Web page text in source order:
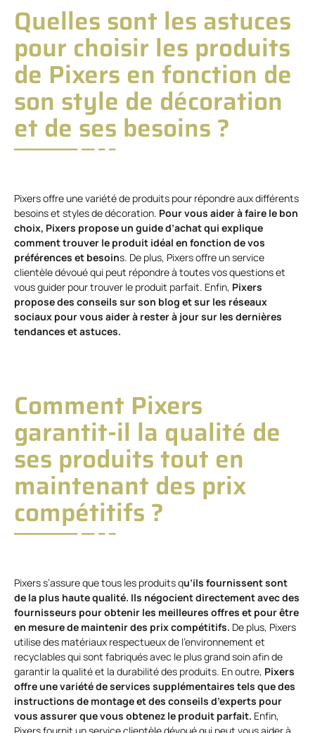
Quelles sont les astuces
pour choisir les produits
de Pixers en fonction de
son style de décoration
et de ses besoins ?
Pixers offre une variété de produits pour répondre aux différents
besoins et styles de décoration. Pour vous aider à faire le bon
choix, Pixers propose un guide d’achat qui explique
comment trouver le produit idéal en fonction de vos
préférences et besoins. De plus, Pixers offre un service
clientèle dévoué qui peut répondre à toutes vos questions et
vous guider pour trouver le produit parfait. Enfin, Pixers
propose des conseils sur son blog et sur les réseaux
sociaux pour vous aider à rester à jour sur les dernières
tendances et astuces.
Comment Pixers
garantit-il la qualité de
ses produits tout en
maintenant des prix
compétitifs ?
Pixers s’assure que tous les produits qu’ils fournissent sont
de la plus haute qualité. Ils négocient directement avec des
fournisseurs pour obtenir les meilleures offres et pour être
en mesure de maintenir des prix compétitifs. De plus, Pixers
utilise des matériaux respectueux de l’environnement et
recyclables qui sont fabriqués avec le plus grand soin afin de
garantir la qualité et la durabilité des produits. En outre, Pixers
offre une variété de services supplémentaires tels que des
instructions de montage et des conseils d’experts pour
vous assurer que vous obtenez le produit parfait. Enfin,